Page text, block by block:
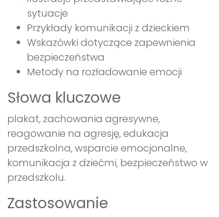
sytuacje
Przykłady komunikacji z dzieckiem
Wskazówki dotyczące zapewnienia
bezpieczeństwa
Metody na rozładowanie emocji
Słowa kluczowe
plakat, zachowania agresywne,
reagowanie na agresję, edukacja
przedszkolna, wsparcie emocjonalne,
komunikacja z dziećmi, bezpieczeństwo w
przedszkolu.
Zastosowanie